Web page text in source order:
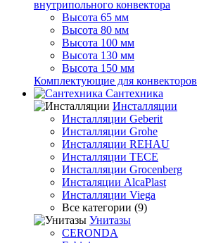
внутрипольного конвектора
Высота 65 мм
Высота 80 мм
Высота 100 мм
Высота 130 мм
Высота 150 мм
Комплектующие для конвекторов
Сантехника
Инсталляции
Инсталляции Geberit
Инсталляции Grohe
Инсталляции REHAU
Инсталляции TECE
Инсталляции Grocenberg
Инсталяции AlcaPlast
Инсталляции Viega
Все категории (9)
Унитазы
CERONDA